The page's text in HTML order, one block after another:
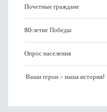
Почетные граждане
80-летие Победы
Опрос населения
Ваши герои – наша история!